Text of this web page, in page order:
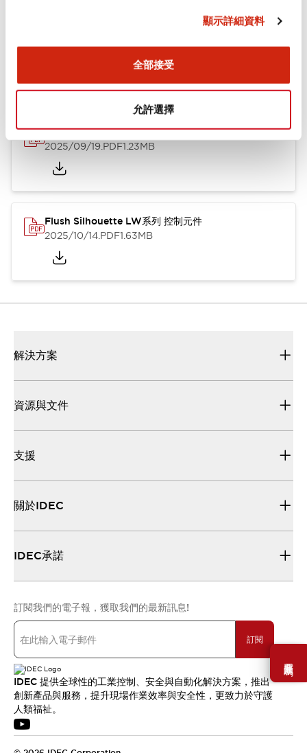
顯示詳細資料
全部接受
允許選擇
需要幫助嗎？
Flush Silhouette LW系列 控制元件 (英文版)
2025/09/19.PDF1.23MB
Flush Silhouette LW系列 控制元件
2025/10/14.PDF1.63MB
解決方案
資源與文件
支援
關於IDEC
IDEC承諾
訂閱我們的電子報，獲取我們的最新訊息!
訂閱
IDEC 提供全球性的工業控制、安全與自動化解決方案，推出
創新產品與服務，提升現場作業效率與安全性，更致力於守護
人類福祉。